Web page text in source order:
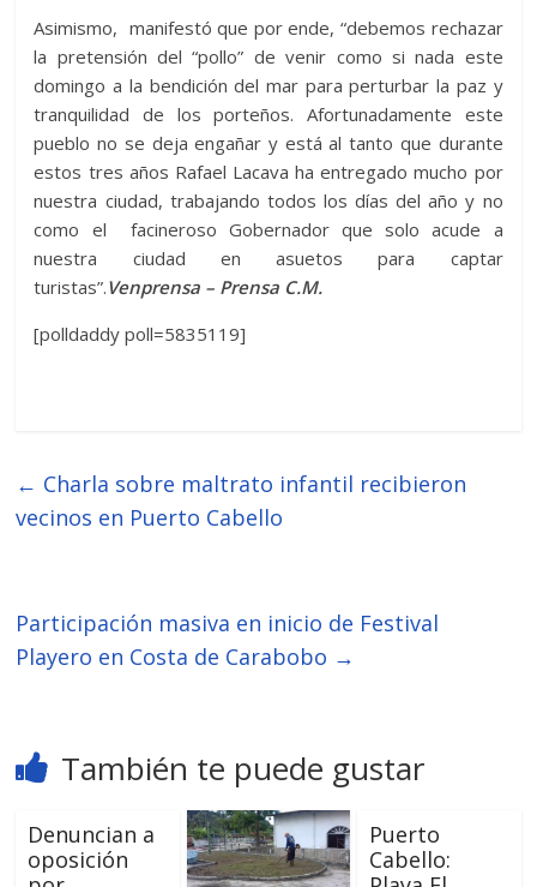
Asimismo, manifestó que por ende, “debemos rechazar
la pretensión del “pollo” de venir como si nada este
domingo a la bendición del mar para perturbar la paz y
tranquilidad de los porteños. Afortunadamente este
pueblo no se deja engañar y está al tanto que durante
estos tres años Rafael Lacava ha entregado mucho por
nuestra ciudad, trabajando todos los días del año y no
como el facineroso Gobernador que solo acude a
nuestra ciudad en asuetos para captar
turistas”.Venprensa – Prensa C.M.
[polldaddy poll=5835119]
← Charla sobre maltrato infantil recibieron
vecinos en Puerto Cabello
Participación masiva en inicio de Festival
Playero en Costa de Carabobo →
También te puede gustar
Denuncian a
oposición
Puerto
Cabello: